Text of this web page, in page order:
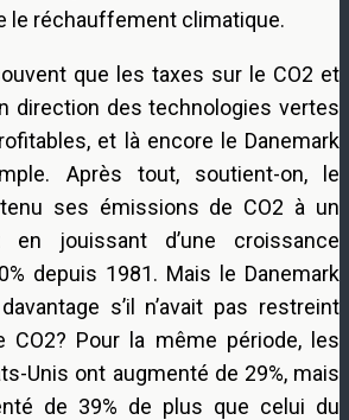
le réchauffement climatique.
que les taxes sur le CO2 et
direction des technologies vertes
et là encore le Danemark
Après tout, soutient-on, le
ses émissions de CO2 à un
jouissant d’une croissance
depuis 1981. Mais le Danemark
s’il n’avait pas restreint
Pour la même période, les
Unis ont augmenté de 29%, mais
de 39% de plus que celui du